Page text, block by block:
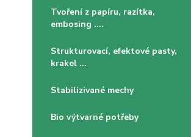
Tvoření z papíru, razítka,
embosing ....
Strukturovací, efektové pasty,
krakel ...
Stabilizivané mechy
Bio výtvarné potřeby